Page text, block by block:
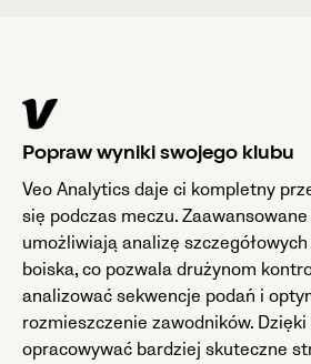
Popraw wyniki swojego klubu
Veo Analytics daje ci kompletny
się podczas meczu.
umożliwiają analizę
boiska, co pozwala drużynom
analizować sekwencje podań i
rozmieszczenie zawodników.
opracowywać bardziej skuteczne